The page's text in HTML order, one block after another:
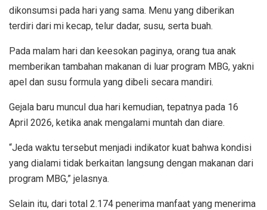
dikonsumsi pada hari yang sama. Menu yang diberikan
terdiri dari mi kecap, telur dadar, susu, serta buah.
Pada malam hari dan keesokan paginya, orang tua anak
memberikan tambahan makanan di luar program MBG, yakni
apel dan susu formula yang dibeli secara mandiri.
Gejala baru muncul dua hari kemudian, tepatnya pada 16
April 2026, ketika anak mengalami muntah dan diare.
“Jeda waktu tersebut menjadi indikator kuat bahwa kondisi
yang dialami tidak berkaitan langsung dengan makanan dari
program MBG,” jelasnya.
Selain itu, dari total 2.174 penerima manfaat yang menerima